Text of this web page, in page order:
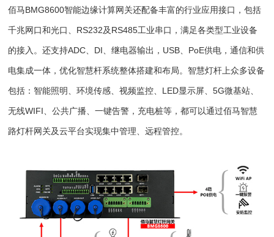
佰马BMG8600智能边缘计算网关还配备丰富的行业应用接口，包括
千兆网口和光口、RS232及RS485工业串口，满足各类型工业设备
的接入。还支持ADC、DI、继电器输出，USB、PoE供电，通信和供
电集成一体，优化智慧杆系统整体搭建和布局。智慧灯杆上众多设备
包括：智能照明、环境传感、视频监控、LED显示屏、5G微基站、
无线WIFI、公共广播、一键告警，充电桩等，都可以通过佰马智慧
路灯杆网关及云平台实现集中管理、远程管控。